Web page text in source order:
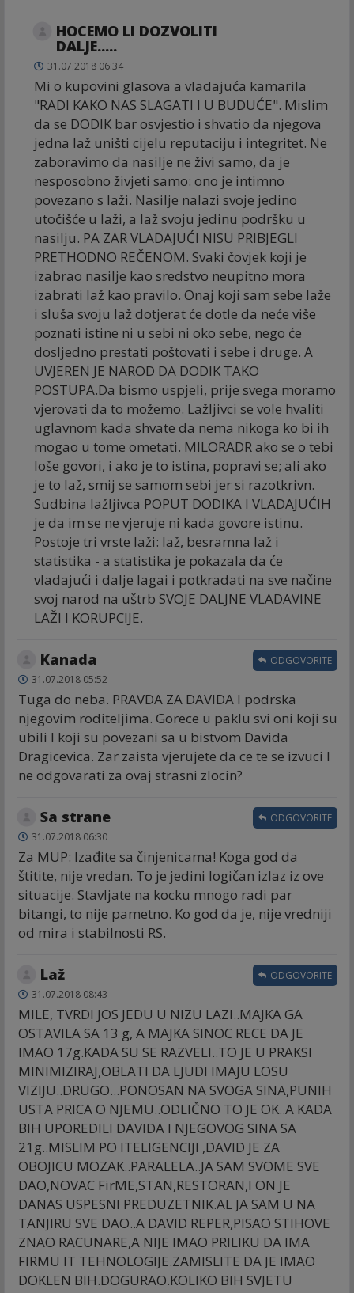
HOCEMO LI DOZVOLITI
DALJE.....
31.07.2018 06:34
Mi o kupovini glasova a vladajuća kamarila
"RADI KAKO NAS SLAGATI I U BUDUĆE". Mislim
da se DODIK bar osvjestio i shvatio da njegova
jedna laž uništi cijelu reputaciju i integritet. Ne
zaboravimo da nasilje ne živi samo, da je
nesposobno živjeti samo: ono je intimno
povezano s laži. Nasilje nalazi svoje jedino
utočišće u laži, a laž svoju jedinu podršku u
nasilju. PA ZAR VLADAJUĆI NISU PRIBJEGLI
PRETHODNO REČENOM. Svaki čovjek koji je
izabrao nasilje kao sredstvo neupitno mora
izabrati laž kao pravilo. Onaj koji sam sebe laže
i sluša svoju laž dotjerat će dotle da neće više
poznati istine ni u sebi ni oko sebe, nego će
dosljedno prestati poštovati i sebe i druge. A
UVJEREN JE NAROD DA DODIK TAKO
POSTUPA.Da bismo uspjeli, prije svega moramo
vjerovati da to možemo. Lažljivci se vole hvaliti
uglavnom kada shvate da nema nikoga ko bi ih
mogao u tome ometati. MILORADR ako se o tebi
loše govori, i ako je to istina, popravi se; ali ako
je to laž, smij se samom sebi jer si razotkrivn.
Sudbina lažljivca POPUT DODIKA I VLADAJUĆIH
je da im se ne vjeruje ni kada govore istinu.
Postoje tri vrste laži: laž, besramna laž i
statistika - a statistika je pokazala da će
vladajući i dalje lagai i potkradati na sve načine
svoj narod na uštrb SVOJE DALJNE VLADAVINE
LAŽI I KORUPCIJE.
Kanada
31.07.2018 05:52
Tuga do neba. PRAVDA ZA DAVIDA I podrska
njegovim roditeljima. Gorece u paklu svi oni koji su
ubili I koji su povezani sa u bistvom Davida
Dragicevica. Zar zaista vjerujete da ce te se izvuci I
ne odgovarati za ovaj strasni zlocin?
ODGOVORITE
Sa strane
31.07.2018 06:30
Za MUP: Izađite sa činjenicama! Koga god da
štitite, nije vredan. To je jedini logičan izlaz iz ove
situacije. Stavljate na kocku mnogo radi par
bitangi, to nije pametno. Ko god da je, nije vredniji
od mira i stabilnosti RS.
ODGOVORITE
Laž
31.07.2018 08:43
MILE, TVRDI JOS JEDU U NIZU LAZI..MAJKA GA
OSTAVILA SA 13 g, A MAJKA SINOC RECE DA JE
IMAO 17g.KADA SU SE RAZVELI..TO JE U PRAKSI
MINIMIZIRAJ,OBLATI DA LJUDI IMAJU LOSU
VIZIJU..DRUGO...PONOSAN NA SVOGA SINA,PUNIH
USTA PRICA O NJEMU..ODLIČNO TO JE OK..A KADA
BIH UPOREDILI DAVIDA I NJEGOVOG SINA SA
21g..MISLIM PO ITELIGENCIJI ,DAVID JE ZA
OBOJICU MOZAK..PARALELA..JA SAM SVOME SVE
DAO,NOVAC FirME,STAN,RESTORAN,I ON JE
DANAS USPESNI PREDUZETNIK.AL JA SAM U NA
TANJIRU SVE DAO..A DAVID REPER,PISAO STIHOVE
ZNAO RACUNARE,A NIJE IMAO PRILIKU DA IMA
FIRMU IT TEHNOLOGIJE.ZAMISLITE DA JE IMAO
DOKLEN BIH.DOGURAO.KOLIKO BIH SVJETU
ODGOVORITE